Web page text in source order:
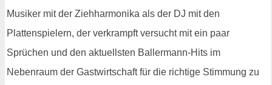
Musiker mit der Ziehharmonika als der DJ mit den
Plattenspielern, der verkrampft versucht mit ein paar
Sprüchen und den aktuellsten Ballermann-Hits im
Nebenraum der Gastwirtschaft für die richtige Stimmung zu